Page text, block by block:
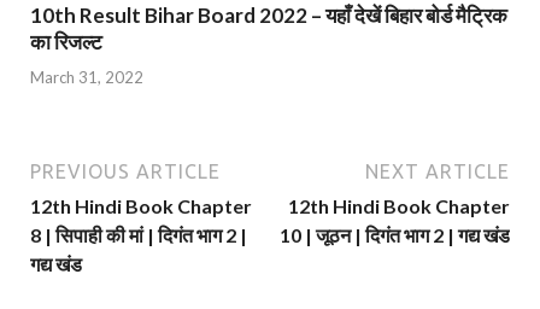
10th Result Bihar Board 2022 – यहाँ देखें बिहार बोर्ड मैट्रिक
का रिजल्ट
March 31, 2022
PREVIOUS ARTICLE
12th Hindi Book Chapter
8 | सिपाही की मां | दिगंत भाग 2 |
गद्य खंड
NEXT ARTICLE
12th Hindi Book Chapter
10 | जूठन | दिगंत भाग 2 | गद्य खंड